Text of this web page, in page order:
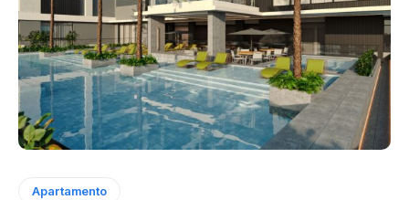
Apartamento